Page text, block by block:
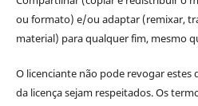
ou formato) e/ou adaptar (remixar,
material) para qualquer fim, mesmo
O licenciante não pode revogar estes
da licença sejam respeitados. Os